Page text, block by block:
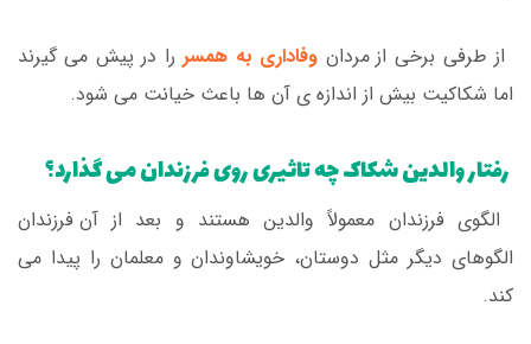
از طرفی برخی از مردان وفاداری به همسر را در پیش می گیرند
اما شکاکیت بیش از اندازه ی آن ها باعث خیانت می شود.
رفتار والدین شکاک چه تاثیری روی فرزندان می گذارد؟
الگوی فرزندان معمولاً والدین هستند و بعد از آن فرزندان
الگوهای دیگر مثل دوستان، خویشاوندان و معلمان را پیدا می
کند.